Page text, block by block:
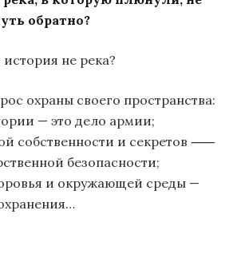
обратно?
не река?
охраны своего пространства:
— это дело армии;
собственности и секретов ⸺
безопасности;
и окружающей среды —